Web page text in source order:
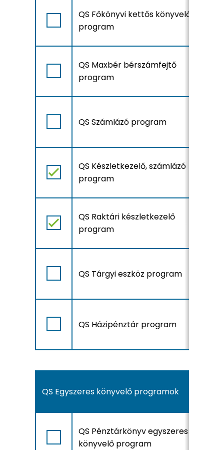
QS Főkönyvi kettős könyvelő
program
QS Maxbér bérszámfejtő
program
QS Számlázó program
QS Készletkezelő, számlázó
program
QS Raktári készletkezelő
program
QS Tárgyi eszköz program
QS Házipénztár program
QS Egyszeres könyvelő programok
QS Pénztárkönyv egyszeres
könyvelő program